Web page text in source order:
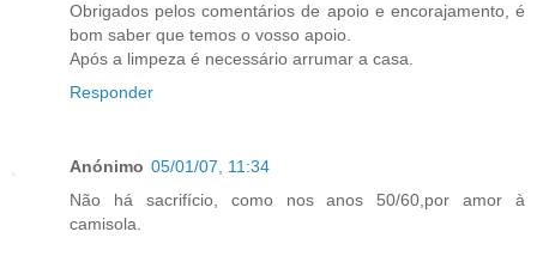
Obrigados pelos comentários de apoio e encorajamento, é
bom saber que temos o vosso apoio.
Após a limpeza é necessário arrumar a casa.
Responder
Anónimo 05/01/07, 11:34
Não há sacrifício, como nos anos 50/60,por amor à
camisola.